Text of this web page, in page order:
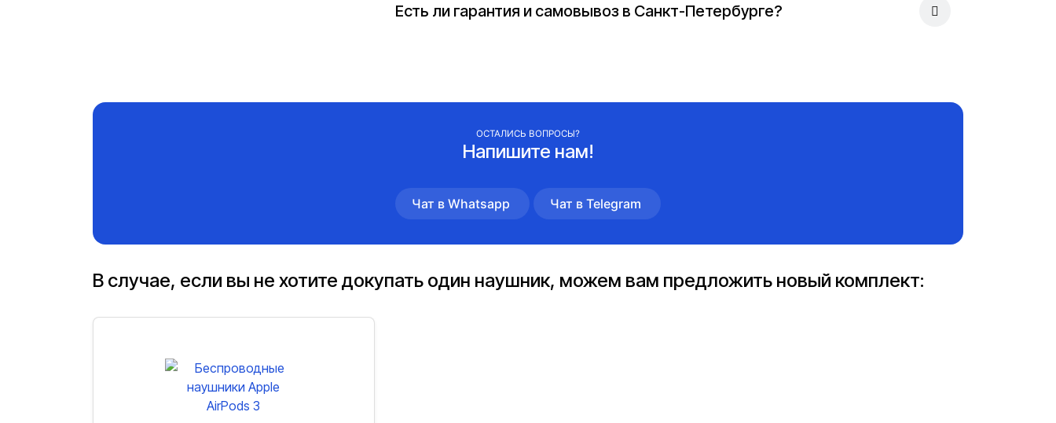
Есть ли гарантия и самовывоз в Санкт-Петербурге?
ОСТАЛИСЬ ВОПРОСЫ?
Напишите нам!
Чат в Whatsapp Чат в Telegram
В случае, если вы не хотите докупать один наушник, можем вам предложить новый комплект: